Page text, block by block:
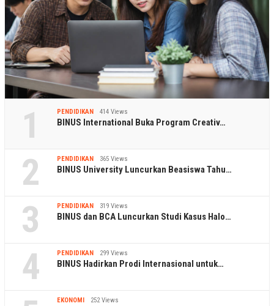
1 PENDIDIKAN 414 Views
BINUS International Buka Program Creativ…
2 PENDIDIKAN 365 Views
BINUS University Luncurkan Beasiswa Tahu…
3 PENDIDIKAN 319 Views
BINUS dan BCA Luncurkan Studi Kasus Halo…
4 PENDIDIKAN 299 Views
BINUS Hadirkan Prodi Internasional untuk…
EKONOMI 252 Views